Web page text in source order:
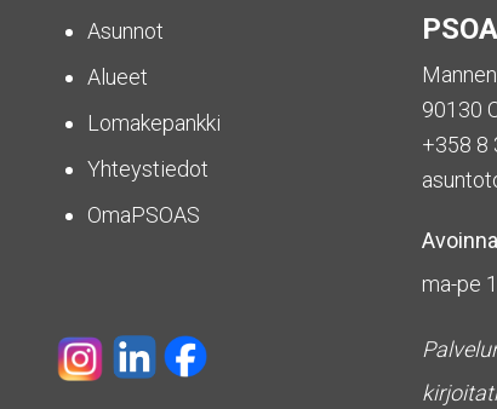
Asunnot
Alueet
Lomakepankki
Yhteystiedot
OmaPSOAS
90130
+358 8
Avoinna
ma-pe